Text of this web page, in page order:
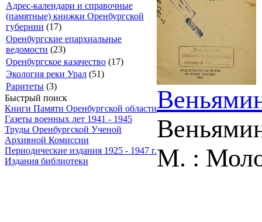
Адрес-календари и справочные
(памятные) книжки Оренбургской
губернии (17)
Оренбургские епархиальные
ведомости (23)
Оренбургское казачество (17)
Экология реки Урал (51)
Раритеты (3)
Быстрый поиск
Книги Памяти Оренбургской области
Газеты военных лет 1941 - 1945
Труды Оренбургской Ученой
Архивной Комиссии
Периодические издания 1925 - 1947 г.
Издания библиотеки
М. :